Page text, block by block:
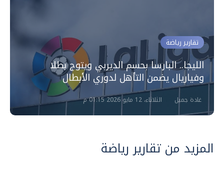
تقارير رياضة
الليجا.. البارسا بحسم الديربي ويتوج بطلا
وفياريال يضمن التأهل لدوري الأبطال
غادة جميل الثلاثاء، 12 مايو 2026 01:15 م
المزيد من تقارير رياضة